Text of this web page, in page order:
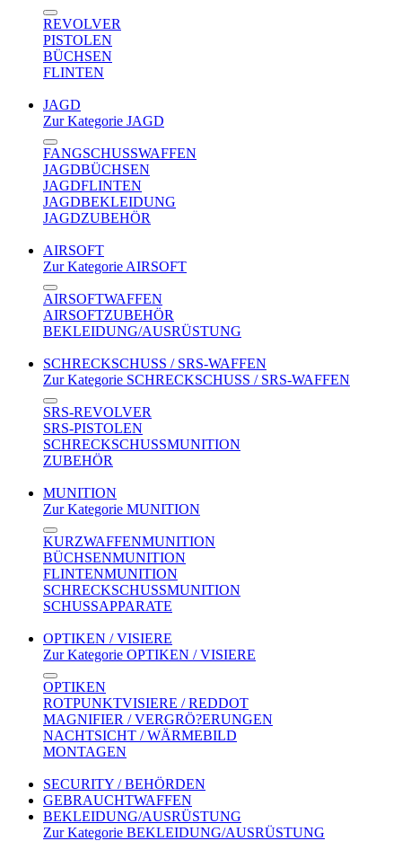
REVOLVER
PISTOLEN
BÜCHSEN
FLINTEN
JAGD
Zur Kategorie JAGD
FANGSCHUSSWAFFEN
JAGDBÜCHSEN
JAGDFLINTEN
JAGDBEKLEIDUNG
JAGDZUBEHÖR
AIRSOFT
Zur Kategorie AIRSOFT
AIRSOFTWAFFEN
AIRSOFTZUBEHÖR
BEKLEIDUNG/AUSRÜSTUNG
SCHRECKSCHUSS / SRS-WAFFEN
Zur Kategorie SCHRECKSCHUSS / SRS-WAFFEN
SRS-REVOLVER
SRS-PISTOLEN
SCHRECKSCHUSSMUNITION
ZUBEHÖR
MUNITION
Zur Kategorie MUNITION
KURZWAFFENMUNITION
BÜCHSENMUNITION
FLINTENMUNITION
SCHRECKSCHUSSMUNITION
SCHUSSAPPARATE
OPTIKEN / VISIERE
Zur Kategorie OPTIKEN / VISIERE
OPTIKEN
ROTPUNKTVISIERE / REDDOT
MAGNIFIER / VERGRÖ?ERUNGEN
NACHTSICHT / WÄRMEBILD
MONTAGEN
SECURITY / BEHÖRDEN
GEBRAUCHTWAFFEN
BEKLEIDUNG/AUSRÜSTUNG
Zur Kategorie BEKLEIDUNG/AUSRÜSTUNG